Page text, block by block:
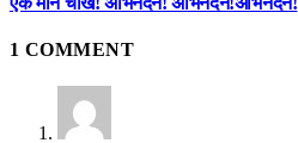
1 COMMENT